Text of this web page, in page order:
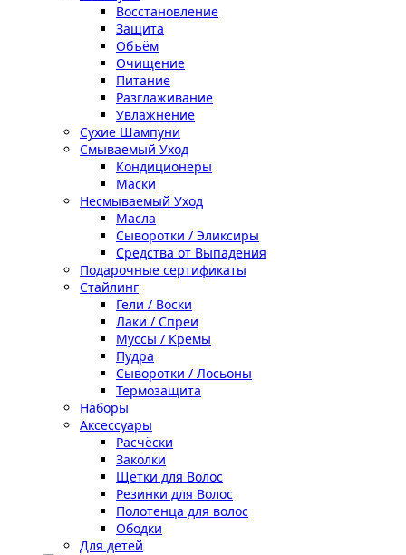
Восстановление
Защита
Объём
Очищение
Питание
Разглаживание
Увлажнение
Сухие Шампуни
Смываемый Уход
Кондиционеры
Маски
Несмываемый Уход
Масла
Сыворотки / Эликсиры
Средства от Выпадения
Подарочные сертификаты
Стайлинг
Гели / Воски
Лаки / Спреи
Муссы / Кремы
Пудра
Сыворотки / Лосьоны
Термозащита
Наборы
Аксессуары
Расчёски
Заколки
Щётки для Волос
Резинки для Волос
Полотенца для волос
Ободки
Для детей